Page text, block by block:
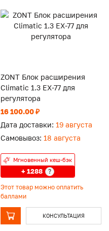
ZONT Блок расширения
Climatic 1.3 EX-77 для
регулятора
16 100.00 ₽
Дата доставки: 19 августа
Самовывоз: 18 августа
Мгновенный кеш-бэк
+ 1288 ?
Этот товар можно оплатить
баллами
КОНСУЛЬТАЦИЯ